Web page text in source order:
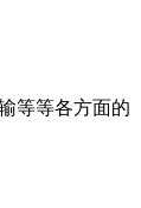
等等各方面的